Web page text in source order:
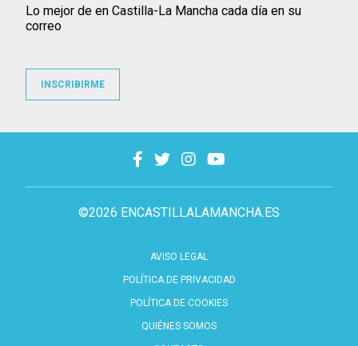
©2026 ENCASTILLALAMANCHA.ES
AVISO LEGAL
POLÍTICA DE PRIVACIDAD
POLÍTICA DE COOKIES
QUIÉNES SOMOS
Lo mejor de en Castilla-La Mancha cada día en su
correo
INSCRIBIRME